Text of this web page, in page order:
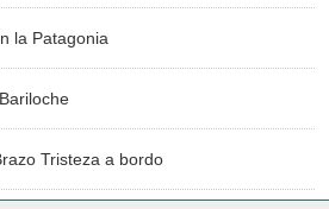
la Patagonia
Tristeza a bordo